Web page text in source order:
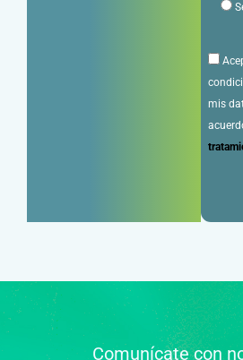
mis
Comunícate con